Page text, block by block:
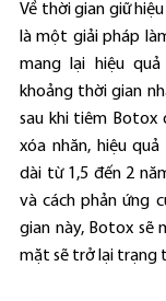
Về thời gian giữ
là một giải pháp
mang lại hiệu
khoảng thời gian
sau khi tiêm Botox
xóa nhăn, hiệu
dài từ 1,5 đến 2
và cách phản ứng
gian này, Botox sẽ
mặt sẽ trở lại trạng